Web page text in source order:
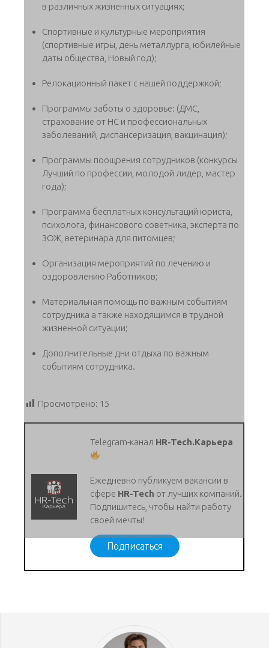
в различных жизненных ситуациях;
Спортивные и культурные мероприятия
(спортивные игры, день металлурга, юбилейные
даты общества, Новый год);
Релокационный пакет с нашей поддержкой;
Программы заботы о здоровье: (ДМС,
страхование от НС и профессиональных
заболеваний, диспансеризация, вакцинация);
Программы поощрения сотрудников (конкурсы
Лучший по профессии, молодой лидер, мастер
года);
Программа бесплатных консультаций юриста,
психолога, финансового советника, эксперта по
ЗОЖ, ветеринара для питомцев;
Организация мероприятий по лечению и
оздоровлению Работников;
Материальная помощь по важным событиям
сотрудника а также находящимся в трудной
жизненной ситуации;
Дополнительные дни отдыха по важным
событиям сотрудника.
Просмотрено: 15
Telegram-канал HR-Tech.Карьера
Ежедневно публикуем вакансии в
сфере HR-Tech от лучших компаний.
Подпишитесь, чтобы найти работу
своей мечты!
Подписаться